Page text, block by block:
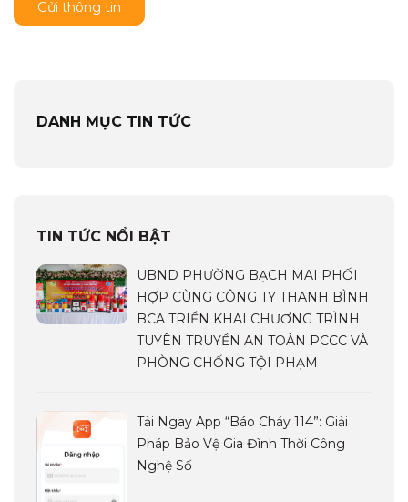
Gửi thông tin
DANH MỤC TIN TỨC
TIN TỨC NỔI BẬT
UBND PHƯỜNG BẠCH MAI PHỐI
HỢP CÙNG CÔNG TY THANH BÌNH
BCA TRIỂN KHAI CHƯƠNG TRÌNH
TUYÊN TRUYỀN AN TOÀN PCCC VÀ
PHÒNG CHỐNG TỘI PHẠM
Tải Ngay App “Báo Cháy 114”: Giải
Pháp Bảo Vệ Gia Đình Thời Công
Nghệ Số